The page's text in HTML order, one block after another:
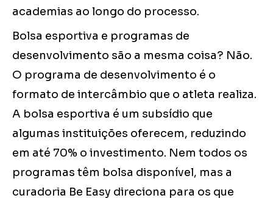
academias ao longo do processo.
Bolsa esportiva e programas de
desenvolvimento são a mesma coisa? Não.
O programa de desenvolvimento é o
formato de intercâmbio que o atleta realiza.
A bolsa esportiva é um subsídio que
algumas instituições oferecem, reduzindo
em até 70% o investimento. Nem todos os
programas têm bolsa disponível, mas a
curadoria Be Easy direciona para os que